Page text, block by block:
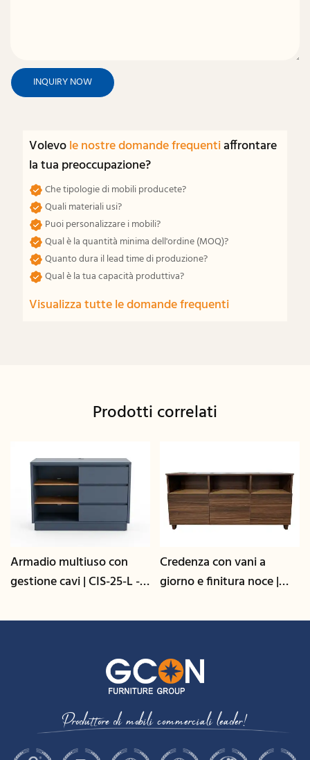
INQUIRY NOW
Volevole nostre domande frequentiaffrontare
la tua preoccupazione?
Che tipologie di mobili producete?
Quali materiali usi?
Puoi personalizzare i mobili?
Qual è la quantità minima dell'ordine (MOQ)?
Quanto dura il lead time di produzione?
Qual è la tua capacità produttiva?
Visualizza tutte le domande frequenti
Prodotti correlati
Credenza con vani a
giorno e finitura noce |
Mobile contenitore e
credenza moderni con
GCON GR-303B-CG-L
Produttore di mobili commerciali leader!